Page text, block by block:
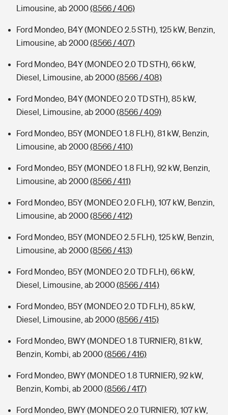
Limousine, ab 2000(8566 / 406)
Ford Mondeo, B4Y (MONDEO 2.5 STH), 125 kW, Benzin,
Limousine, ab 2000(8566 / 407)
Ford Mondeo, B4Y (MONDEO 2.0 TD STH), 66 kW,
Diesel, Limousine, ab 2000(8566 / 408)
Ford Mondeo, B4Y (MONDEO 2.0 TD STH), 85 kW,
Diesel, Limousine, ab 2000(8566 / 409)
Ford Mondeo, B5Y (MONDEO 1.8 FLH), 81 kW, Benzin,
Limousine, ab 2000(8566 / 410)
Ford Mondeo, B5Y (MONDEO 1.8 FLH), 92 kW, Benzin,
Limousine, ab 2000(8566 / 411)
Ford Mondeo, B5Y (MONDEO 2.0 FLH), 107 kW, Benzin,
Limousine, ab 2000(8566 / 412)
Ford Mondeo, B5Y (MONDEO 2.5 FLH), 125 kW, Benzin,
Limousine, ab 2000(8566 / 413)
Ford Mondeo, B5Y (MONDEO 2.0 TD FLH), 66 kW,
Diesel, Limousine, ab 2000(8566 / 414)
Ford Mondeo, B5Y (MONDEO 2.0 TD FLH), 85 kW,
Diesel, Limousine, ab 2000(8566 / 415)
Ford Mondeo, BWY (MONDEO 1.8 TURNIER), 81 kW,
Benzin, Kombi, ab 2000(8566 / 416)
Ford Mondeo, BWY (MONDEO 1.8 TURNIER), 92 kW,
Benzin, Kombi, ab 2000(8566 / 417)
Ford Mondeo, BWY (MONDEO 2.0 TURNIER), 107 kW,